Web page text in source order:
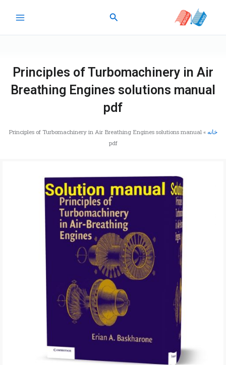
جستجو
Principles of Turbomachinery in Air
Breathing Engines solutions manual
pdf
خانه »
Principles of Turbomachinery in Air Breathing Engines solutions manual
pdf